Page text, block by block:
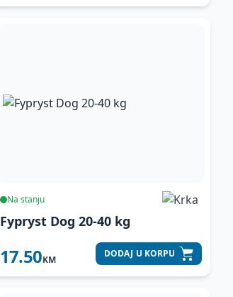
Na stanju
Fypryst Dog 20-40 kg
17.50KM
DODAJ U KORPU